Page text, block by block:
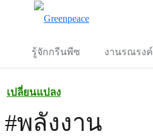
รู้จักกรีนพีซ งานรณรงค์
เปลี่ยนแปลง
#พลังงาน